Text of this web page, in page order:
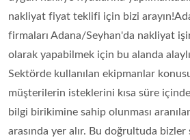
nakliyat fiyat teklifi için bizi
firmaları Adana/Seyhan'da nakliyat
olarak yapabilmek için bu alanda
Sektörde kullanılan ekipmanlar
müşterilerin isteklerini kısa süre
bilgi birikimine sahip olunması
arasında yer alır. Bu doğrultuda